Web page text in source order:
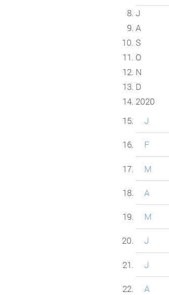
J
A
S
O
N
D
2020
J
F
M
A
M
J
J
A